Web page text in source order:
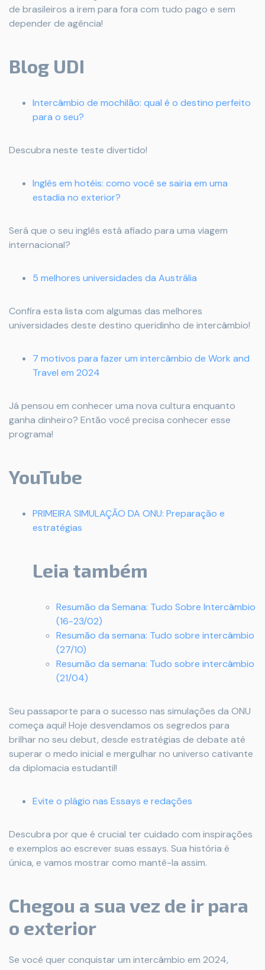
de brasileiros a irem para fora com tudo pago e sem
depender de agência!
Blog UDI
Intercâmbio de mochilão: qual é o destino perfeito
para o seu?
Descubra neste teste divertido!
Inglês em hotéis: como você se sairia em uma
estadia no exterior?
Será que o seu inglês está afiado para uma viagem
internacional?
5 melhores universidades da Austrália
Confira esta lista com algumas das melhores
universidades deste destino queridinho de intercâmbio!
7 motivos para fazer um intercâmbio de Work and
Travel em 2024
Já pensou em conhecer uma nova cultura enquanto
ganha dinheiro? Então você precisa conhecer esse
programa!
YouTube
PRIMEIRA SIMULAÇÃO DA ONU: Preparação e
estratégias
Leia também
Resumão da Semana: Tudo Sobre Intercâmbio
(16-23/02)
Resumão da semana: Tudo sobre intercâmbio
(27/10)
Resumão da semana: Tudo sobre intercâmbio
(21/04)
Seu passaporte para o sucesso nas simulações da ONU
começa aqui! Hoje desvendamos os segredos para
brilhar no seu debut, desde estratégias de debate até
superar o medo inicial e mergulhar no universo cativante
da diplomacia estudantil!
Evite o plágio nas Essays e redações
Descubra por que é crucial ter cuidado com inspirações
e exemplos ao escrever suas essays. Sua história é
única, e vamos mostrar como mantê-la assim.
Chegou a sua vez de ir para
o exterior
Se você quer conquistar um intercâmbio em 2024,